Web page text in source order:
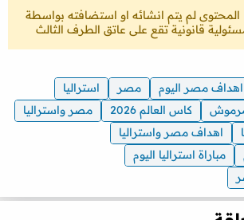
المحتوى لم يتم انشائه او استضافته بواسطة
قانونية تقع على عاتق الطرف الثالث
اهداف مصر اليوم مصر
استراليا
كاس العالم 2026
مصر واستراليا
اهداف مصر واستراليا
مباراة استراليا اليوم